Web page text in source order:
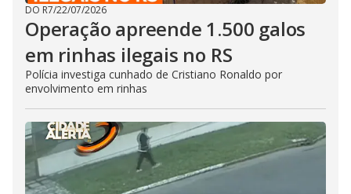
DO R7/22/07/2026
Operação apreende 1.500 galos
em rinhas ilegais no RS
Polícia investiga cunhado de Cristiano Ronaldo por
envolvimento em rinhas